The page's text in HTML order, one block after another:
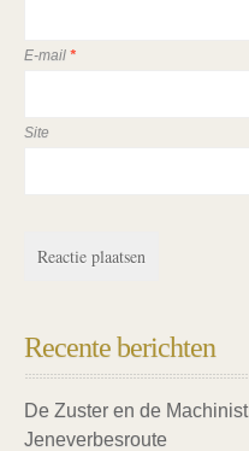
E-mail *
Site
Recente berichten
De Zuster en de Machinist
Jeneverbesroute